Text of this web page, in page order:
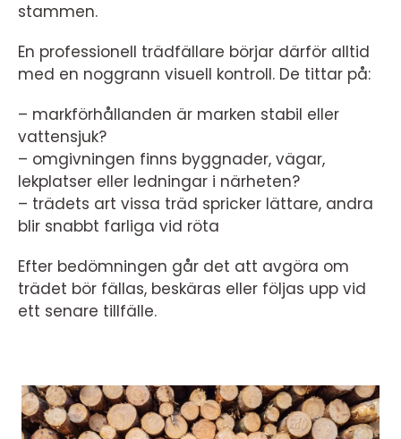
stammen.
En professionell trädfällare börjar därför alltid
med en noggrann visuell kontroll. De tittar på:
– markförhållanden är marken stabil eller
vattensjuk?
– omgivningen finns byggnader, vägar,
lekplatser eller ledningar i närheten?
– trädets art vissa träd spricker lättare, andra
blir snabbt farliga vid röta
Efter bedömningen går det att avgöra om
trädet bör fällas, beskäras eller följas upp vid
ett senare tillfälle.